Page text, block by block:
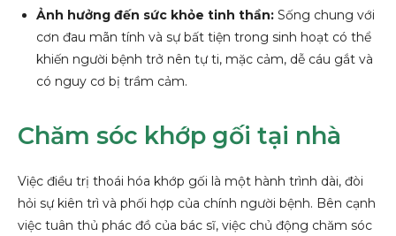
Ảnh hưởng đến sức khỏe tinh thần: Sống chung với
cơn đau mãn tính và sự bất tiện trong sinh hoạt có thể
khiến người bệnh trở nên tự ti, mặc cảm, dễ cáu gắt và
có nguy cơ bị trầm cảm.
Chăm sóc khớp gối tại nhà
Việc điều trị thoái hóa khớp gối là một hành trình dài, đòi
hỏi sự kiên trì và phối hợp của chính người bệnh. Bên cạnh
việc tuân thủ phác đồ của bác sĩ, việc chủ động chăm sóc